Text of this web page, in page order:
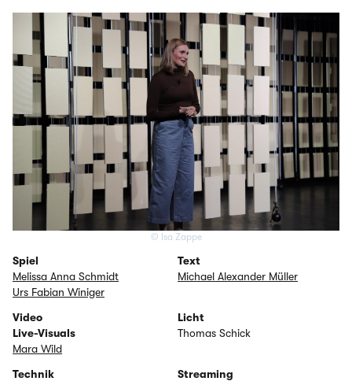
© Isa Zappe
Spiel
Melissa Anna Schmidt
Urs Fabian Winiger
Text
Michael Alexander Müller
Video
Live-Visuals
Mara Wild
Licht
Thomas Schick
Technik
Streaming